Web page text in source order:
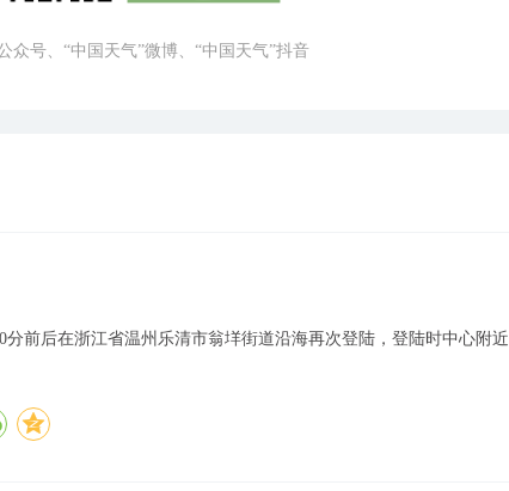
众号、“中国天气”微博、“中国天气”抖音
前后在浙江省温州乐清市翁垟街道沿海再次登陆，登陆时中心附近